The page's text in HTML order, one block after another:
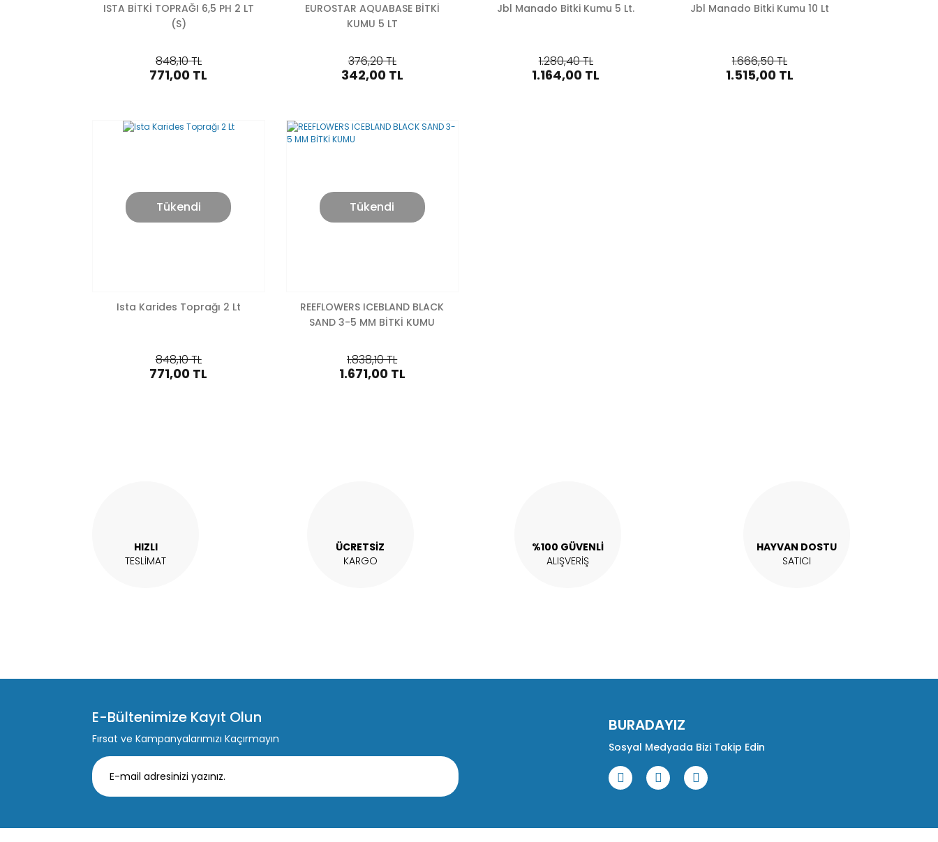
ISTA BİTKİ TOPRAĞI 6,5 PH 2 LT
(S)
848,10 TL
771,00 TL
EUROSTAR AQUABASE BİTKİ
KUMU 5 LT
376,20 TL
342,00 TL
Jbl Manado Bitki Kumu 5 Lt.
1.280,40 TL
1.164,00 TL
Jbl Manado Bitki Kumu 10 Lt
1.666,50 TL
1.515,00 TL
Tükendi
Ista Karides Toprağı 2 Lt
848,10 TL
771,00 TL
Tükendi
REEFLOWERS ICEBLAND BLACK
SAND 3-5 MM BİTKİ KUMU
1.838,10 TL
1.671,00 TL
HIZLI
TESLİMAT
ÜCRETSİZ
KARGO
%100 GÜVENLİ
ALIŞVERİŞ
HAYVAN DOSTU
SATICI
E-Bültenimize Kayıt Olun
Fırsat ve Kampanyalarımızı Kaçırmayın
BURADAYIZ
Sosyal Medyada Bizi Takip Edin